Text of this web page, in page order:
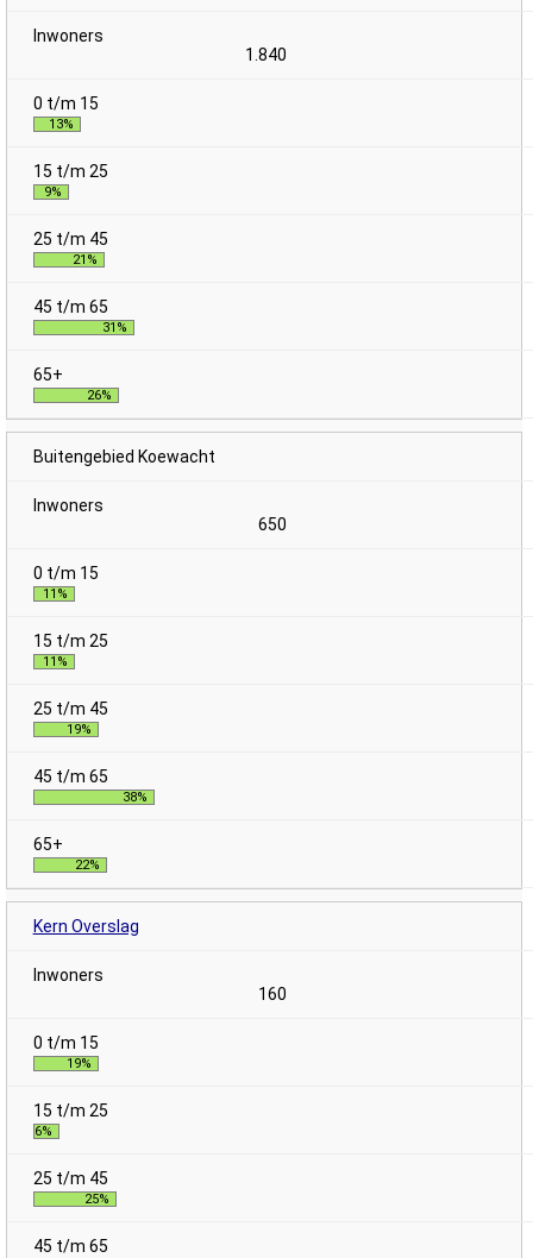
1.840
13%
9%
21%
31%
26%
Buitengebied Koewacht
650
11%
11%
19%
38%
22%
Kern Overslag
160
19%
6%
25%